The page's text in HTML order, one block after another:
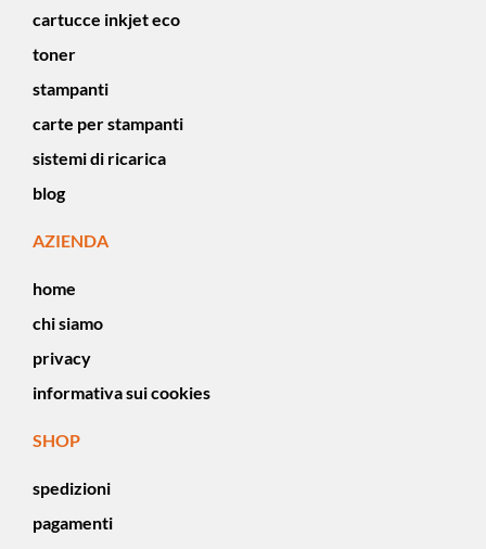
cartucce inkjet eco
toner
stampanti
carte per stampanti
sistemi di ricarica
blog
AZIENDA
home
chi siamo
privacy
informativa sui cookies
SHOP
spedizioni
pagamenti